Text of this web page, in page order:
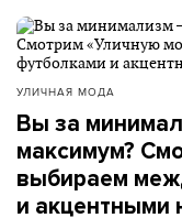
УЛИЧНАЯ МОДА
Вы за
максимум?
выбираем
и акцентными